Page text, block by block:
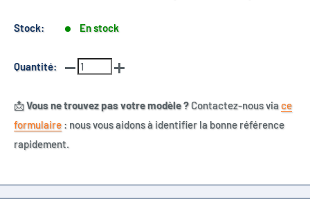
Stock: En stock
Quantité:
📩Vous ne trouvez pas votre modèle ?Contactez-nous viace
formulaire : nous vous aidons à identifier la bonne référence
rapidement.